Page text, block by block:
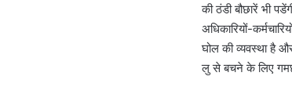
की ठंडी बौछारें भी
अधिकारियों-
घोल की व्यवस्था है
लु से बचने के लिए गमछे